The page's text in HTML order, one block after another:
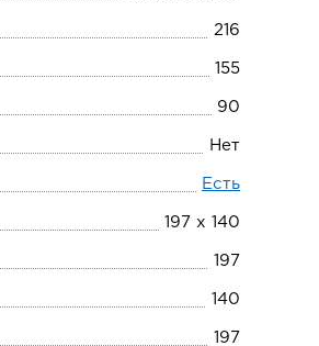
216
155
90
Нет
Есть
197 х 140
197
140
197